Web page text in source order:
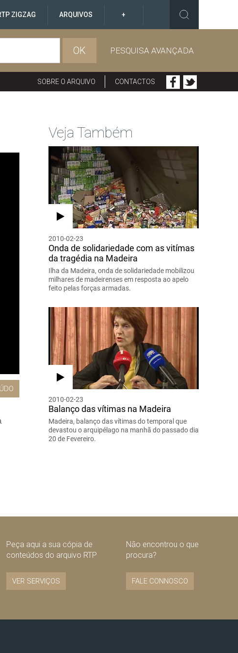
ZIGZAG ARQUIVOS +
OK PESQUISA AVANÇADA
SOBRE O ARQUIVO CONTACTOS
Veja Também
2010-02-23
Onda de solidariedade com as vitímas
da tragédia na Madeira
Ilha da Madeira, onda de solidariedade mobilizou
milhares de madeirenses em resposta ao apelo
feito pelas forças armadas.
2010-02-23
Balanço das vítimas na Madeira
Madeira, balanço das vítimas do temporal que
devastou o arquipélago na manhã do passado dia
20 de Fevereiro.
Peça aqui a sua cópia de
conteúdos do arquivo RTP
VER SERVIÇOS
Não encontrou o que
procura?
FALE CONNOSCO